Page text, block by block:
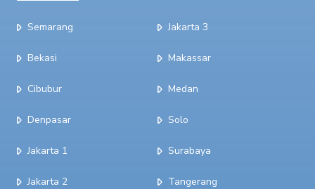
Semarang
Bekasi
Cibubur
Denpasar
Jakarta 1
Jakarta 2
Jakarta 3
Makassar
Medan
Solo
Surabaya
Tangerang